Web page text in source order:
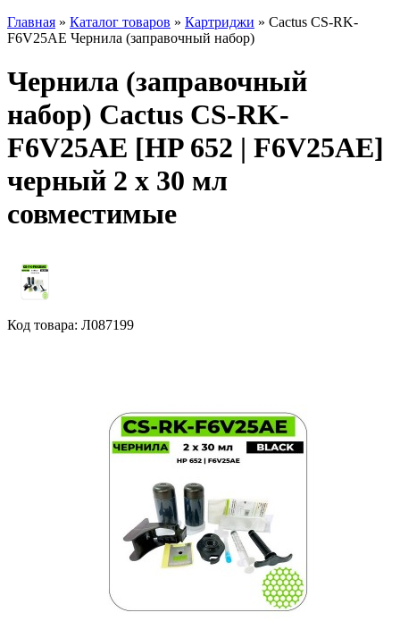
Главная » Каталог товаров » Картриджи » Cactus CS-RK-
F6V25AE Чернила (заправочный набор)
Чернила (заправочный
набор) Cactus CS-RK-
F6V25AE [HP 652 | F6V25AE]
черный 2 x 30 мл
совместимые
Код товара: Л087199